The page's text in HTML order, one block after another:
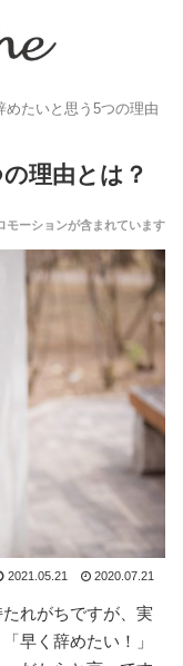
めたいと思う5つの理由
理由とは？
2021.05.21 2020.07.21
れがちですが、実
早く辞めたい！」